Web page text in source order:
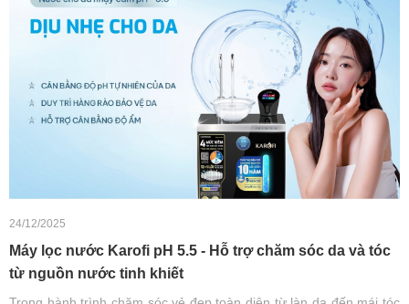
24/12/2025
Máy lọc nước Karofi pH 5.5 - Hỗ trợ chăm sóc da và tóc
từ nguồn nước tinh khiết